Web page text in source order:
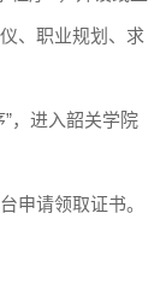
、职业规划、求
，进入韶关学院
申请领取证书。